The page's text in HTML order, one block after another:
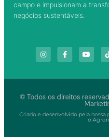
campo e impulsionam a
negócios sustentáveis.
© Todos os direitos
Criado e desenvolvido pela
o